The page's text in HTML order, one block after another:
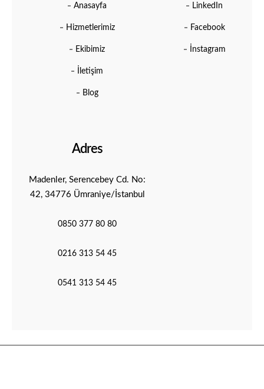
Anasayfa
Hizmetlerimiz
Ekibimiz
İletişim
Blog
LinkedIn
Facebook
İnstagram
Adres
Madenler, Serencebey Cd. No:
42, 34776 Ümraniye/İstanbul
0850 377 80 80
0216 313 54 45
0541 313 54 45